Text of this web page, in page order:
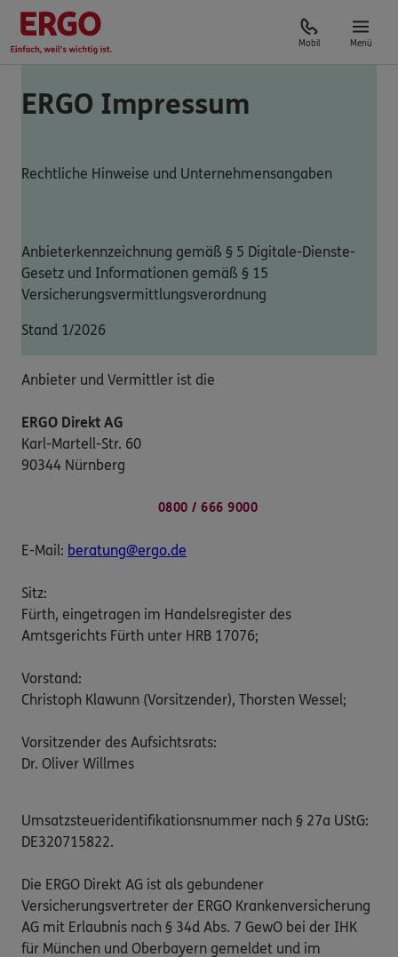
Mobil Menü
ERGO Impressum
Rechtliche Hinweise und Unternehmensangaben
Anbieterkennzeichnung gemäß § 5 Digitale-Dienste-
Gesetz und Informationen gemäß § 15
Versicherungsvermittlungsverordnung
Stand 1/2026
Anbieter und Vermittler ist die
ERGO Direkt AG
Karl-Martell-Str. 60
90344 Nürnberg
0800 / 666 9000
E-Mail: beratung@ergo.de
Sitz:
Fürth, eingetragen im Handelsregister des
Amtsgerichts Fürth unter HRB 17076;
Vorstand:
Christoph Klawunn (Vorsitzender), Thorsten Wessel;
Vorsitzender des Aufsichtsrats:
Dr. Oliver Willmes
Umsatzsteueridentifikationsnummer nach § 27a UStG:
DE320715822.
Die ERGO Direkt AG ist als gebundener
Versicherungsvertreter der ERGO Krankenversicherung
AG mit Erlaubnis nach § 34d Abs. 7 GewO bei der IHK
für München und Oberbayern gemeldet und im